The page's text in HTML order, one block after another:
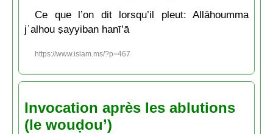
Ce que l’on dit lorsqu’il pleut: Allāhoumma
jʿalhou ṣayyiban hanī’ā
https://www.islam.ms/?p=467
Invocation après les ablutions
(le wouḍou’)